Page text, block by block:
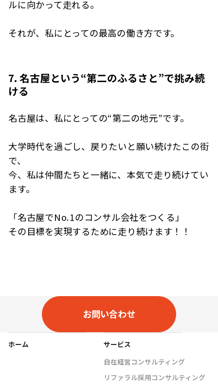
ルに向かって走れる。
それが、私にとっての最高の働き方です。
7. 名古屋という“第二のふるさと”で挑み続
ける
名古屋は、私にとっての“第二の地元”です。
大学時代を過ごし、戻りたいと願い続けたこの街
で、
今、私は仲間たちと一緒に、本気で走り続けてい
ます。
「名古屋でNo.1のコンサル会社をつくる」
その目標を実現するために走り続けます！！
お問い合わせ
ホーム
サービス
自在経営コンサルティング
リファラル採用コンサルティング